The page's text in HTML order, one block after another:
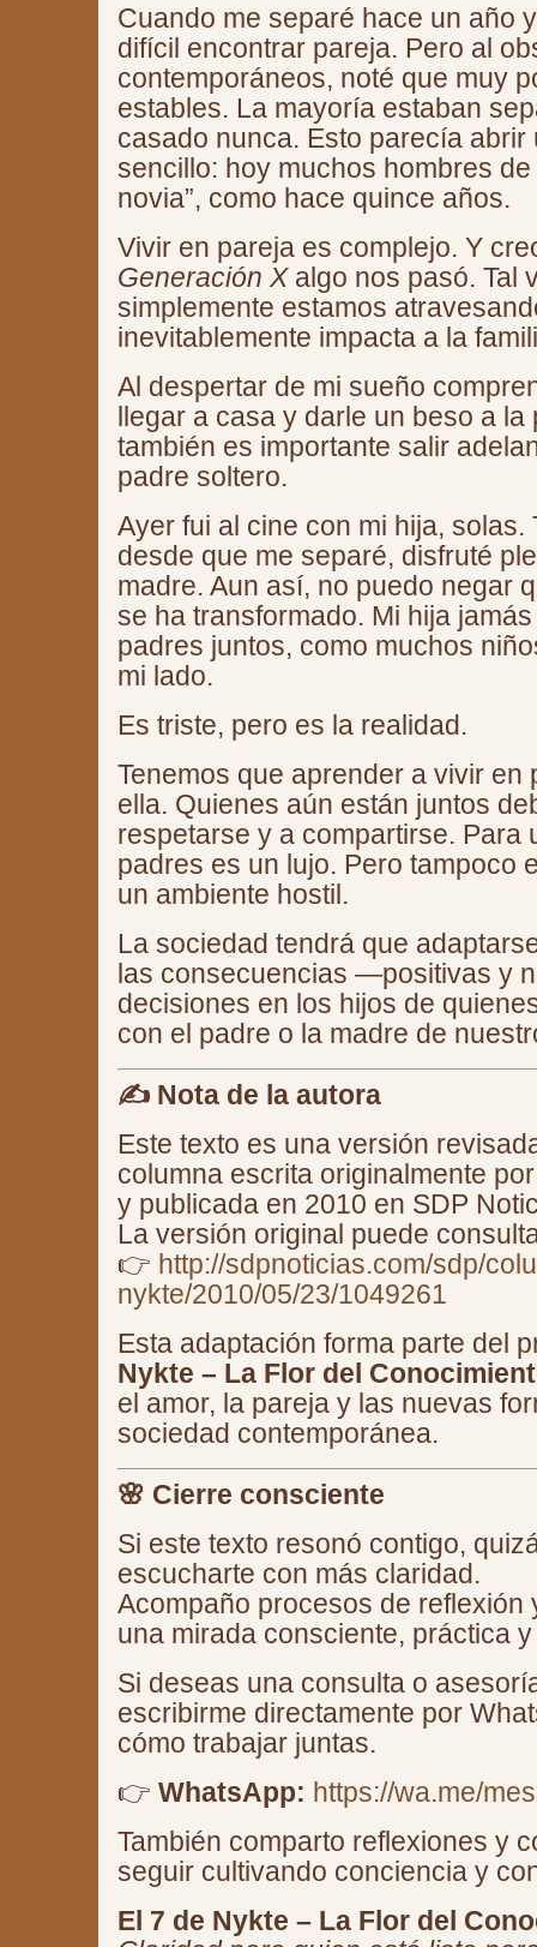
Cuando me separé hace un año
difícil encontrar pareja. Pero al
contemporáneos, noté que muy
estables. La mayoría estaban
casado nunca. Esto parecía
sencillo: hoy muchos hombres
novia”, como hace quince años.
Vivir en pareja es complejo. Y
Generación Xalgo nos pasó. Tal
simplemente estamos
inevitablemente impacta a la
Al despertar de mi sueño
llegar a casa y darle un beso a
también es importante salir
padre soltero.
Ayer fui al cine con mi hija, solas.
desde que me separé, disfruté
madre. Aun así, no puedo negar
se ha transformado. Mi hija
padres juntos, como muchos
mi lado.
Es triste, pero es la realidad.
Tenemos que aprender a vivir en
ella. Quienes aún están juntos
respetarse y a compartirse. Para
padres es un lujo. Pero tampoco
un ambiente hostil.
La sociedad tendrá que
las consecuencias —positivas y
decisiones en los hijos de
con el padre o la madre de
✍️ Nota de la autora
Este texto es una versión
columna escrita originalmente
y publicada en 2010 en SDP
La versión original puede
👉 http://sdpnoticias.com/sdp/
nykte/2010/05/23/1049261
Esta adaptación forma parte del
Nykte – La Flor del
el amor, la pareja y las nuevas
sociedad contemporánea.
🌸 Cierre consciente
Si este texto resonó contigo,
escucharte con más claridad.
Acompaño procesos de
una mirada consciente, práctica
Si deseas una consulta o
escribirme directamente por
cómo trabajar juntas.
👉 WhatsApp: https://wa.me/
También comparto reflexiones y
seguir cultivando conciencia y
El 7 de Nykte – La Flor del